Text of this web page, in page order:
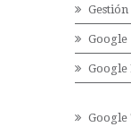
Google
Google
Google